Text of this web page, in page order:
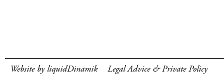
Website by liquidDinamik Legal Advice & Private Policy